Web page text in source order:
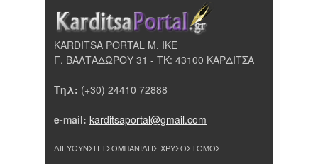
KARDITSA PORTAL Μ. ΙΚΕ
Γ. ΒΑΛΤΑΔΩΡΟΥ 31 - ΤΚ: 43100 ΚΑΡΔΙΤΣΑ
Τηλ: (+30) 24410 72888
e-mail: karditsaportal@gmail.com
ΔΙΕΥΘΥΝΣΗ ΤΣΟΜΠΑΝΙΔΗΣ ΧΡΥΣΟΣΤΟΜΟΣ